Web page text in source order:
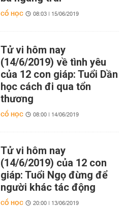
CỔ HỌC 08:03 | 15/06/2019
Tử vi hôm nay
(14/6/2019) về tình yêu
của 12 con giáp: Tuổi Dần
học cách đi qua tổn
thương
CỔ HỌC 08:00 | 14/06/2019
Tử vi hôm nay
(14/6/2019) của 12 con
giáp: Tuổi Ngọ đừng để
người khác tác động
CỔ HỌC 20:00 | 13/06/2019